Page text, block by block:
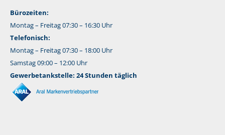
Bürozeiten:
Montag – Freitag 07:30 – 16:30 Uhr
Telefonisch:
Montag – Freitag 07:30 – 18:00 Uhr
Samstag 09:00 – 12:00 Uhr
Gewerbetankstelle: 24 Stunden täglich